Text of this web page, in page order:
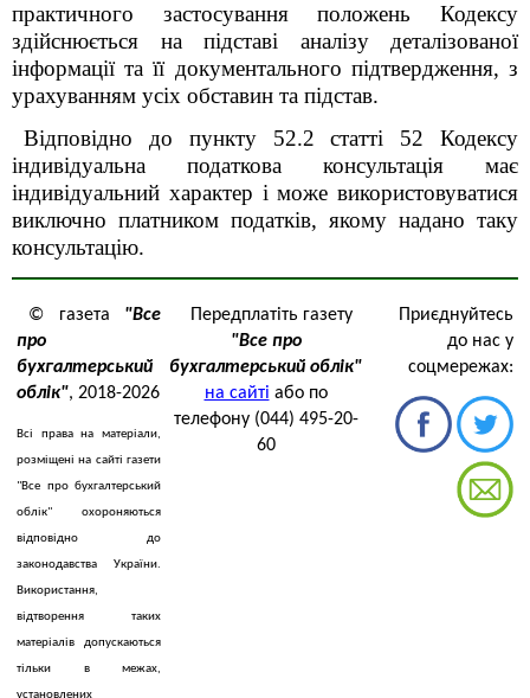
практичного застосування положень Кодексу
здійснюється на підставі аналізу деталізованої
інформації та її документального підтвердження, з
урахуванням усіх обставин та підстав.
Відповідно до пункту 52.2 статті 52 Кодексу
індивідуальна податкова консультація має
індивідуальний характер і може використовуватися
виключно платником податків, якому надано таку
консультацію.
© газета "Все
про
бухгалтерський
облік", 2018-2026
Всі права на матеріали,
розміщені на сайті газети
"Все про бухгалтерський
облік" охороняються
відповідно до
законодавства України.
Використання,
відтворення таких
матеріалів допускаються
тільки в межах,
установлених
Передплатіть газету
"Все про
бухгалтерський облік"
на сайті або по
телефону (044) 495-20-
60
Приєднуйтесь
до нас у
соцмережах: